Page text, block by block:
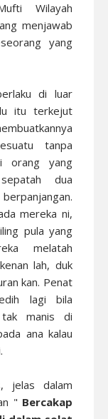
Wilayah
menjawab
yang
di luar
itu terkejut
tanpa
orang yang
dua
mereka ni,
pula yang
melatah
lah, duk
kan. Penat
lagi bila
tak manis di
ana kalau
jelas dalam
" Bercakap